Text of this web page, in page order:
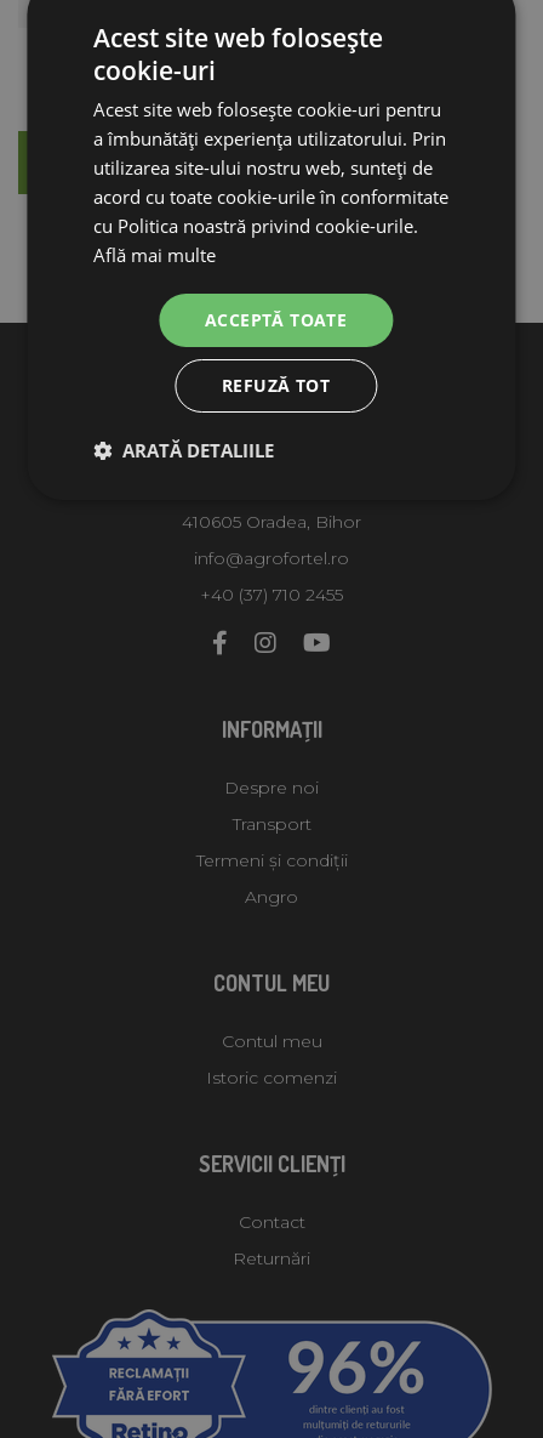
DESCRIERE CONSILIERE
CONTACTE
AGROFORTEL, S.R.O. ID 9694
410605 Oradea, Bihor
info@agrofortel.ro
+40 (37) 710 2455
INFORMAŢII
Despre noi
Transport
Termeni și condiții
Angro
CONTUL MEU
Contul meu
Istoric comenzi
SERVICII CLIENŢI
Contact
Returnări
Acest site web folosește
cookie-uri
Acest site web folosește cookie-uri pentru
a îmbunătăți experiența utilizatorului. Prin
utilizarea site-ului nostru web, sunteți de
acord cu toate cookie-urile în conformitate
cu Politica noastră privind cookie-urile.
Află mai multe
ACCEPTĂ TOATE
REFUZĂ TOT
ARATĂ DETALIILE